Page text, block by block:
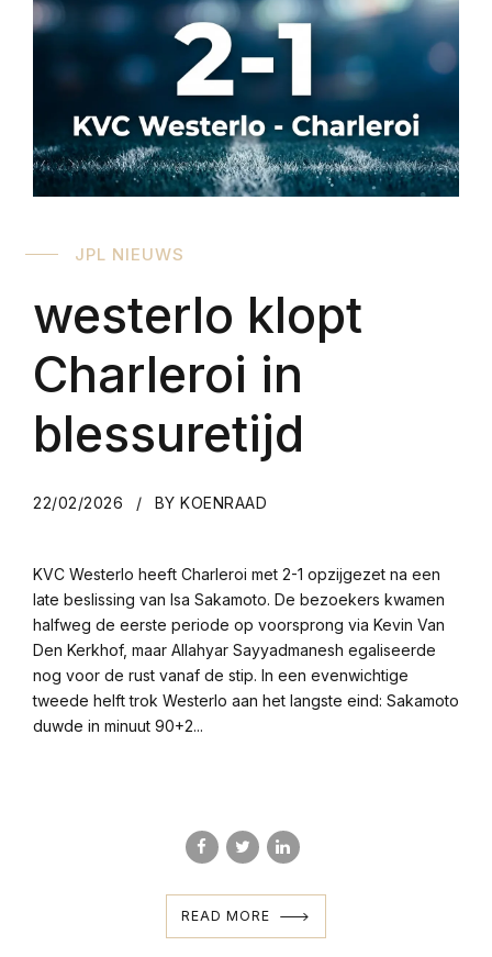
JPL NIEUWS
westerlo klopt
Charleroi in
blessuretijd
22/02/2026 BY KOENRAAD
KVC Westerlo heeft Charleroi met 2-1 opzijgezet na een
late beslissing van Isa Sakamoto. De bezoekers kwamen
halfweg de eerste periode op voorsprong via Kevin Van
Den Kerkhof, maar Allahyar Sayyadmanesh egaliseerde
nog voor de rust vanaf de stip. In een evenwichtige
tweede helft trok Westerlo aan het langste eind: Sakamoto
duwde in minuut 90+2...
READ MORE